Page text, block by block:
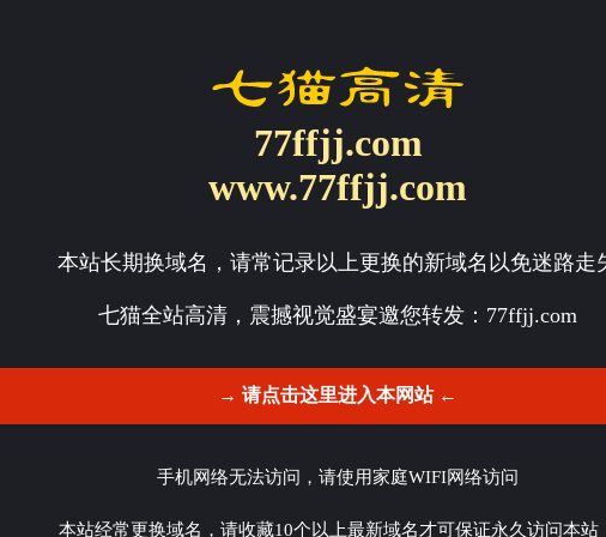
77ffjj.com
www.77ffjj.com
本站长期换域名，请常记录以上更换的新域名以免迷路走
七猫全站高清，震撼视觉盛宴邀您转发： 77ffjj.com
→ 请点击这里进入本网站 ←
手机网络无法访问，请使用家庭WIFI网络访问
本站经常更换域名，请收藏10个以上最新域名才可保证永久访问本站